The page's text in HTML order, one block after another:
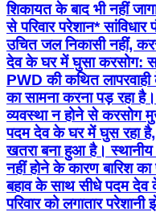
शिकायत के बाद भी नहीं
से परिवार परेशान*
उचित जल निकासी नहीं,
देव के घर में घुसा करसोग:
PWD की कथित लापरवाही
का सामना करना पड़ रहा
व्यवस्था न होने से करसोग
पदम देव के घर में घुस रहा
खतरा बना हुआ है।
नहीं होने के कारण बारिश
बहाव के साथ सीधे पदम
परिवार को लगातार